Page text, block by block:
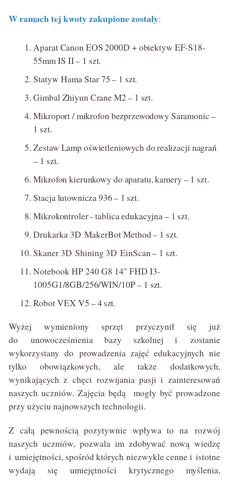
W ramach tej kwoty zakupione zostały:
AparatCanonEOS2000D + obiektyw EF-S18-
55mm ISII– 1 szt.
Statyw Hama Star75– 1 szt.
GimbalZhiyunCraneM2– 1 szt.
Mikroport / mikrofonbezprzewodowy Saramonic –
1 szt.
Zestaw Lamp oświetleniowychdorealizacji nagrań
– 1 szt.
Mikrofonkierunkowy do aparatu,kamery – 1 szt.
Stacjalutownicza936– 1 szt.
Mikrokontroler- tablicaedukacyjna– 1 szt.
Drukarka 3D MakerBotMethod– 1 szt.
Skaner 3D Shining 3DEinScan – 1 szt.
Notebook HP 240 G8 14" FHDI3-
1005G1/8GB/256/WIN/10P – 1 szt.
Robot VEXV5 – 4 szt.
Wyżej wymieniony sprzęt przyczynił się już
do unowocześnienia bazy szkolnej i zostanie
wykorzystany do prowadzenia zajęć edukacyjnych nie
tylko obowiązkowych, ale także dodatkowych,
wynikających z chęci rozwijania pasji i zainteresowań
naszych uczniów. Zajęcia będą mogły być prowadzone
przy użyciu najnowszych technologii.
Z całą pewnością pozytywnie wpływa to na rozwój
naszych uczniów, pozwala im zdobywać nową wiedzę
i umiejętności, spośród których niezwykle cenne i istotne
wydają się umiejętności krytycznego myślenia,